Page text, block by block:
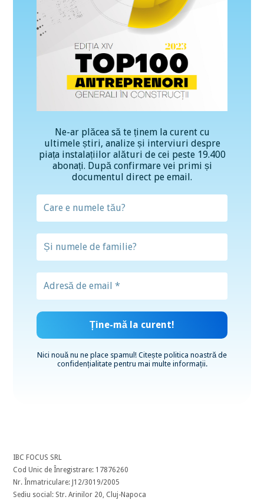
Ne-ar plăcea să te ținem la curent cu
ultimele știri, analize și interviuri despre
piața instalațiilor alături de cei peste 19.400
abonați. După confirmare vei primi și
documentul direct pe email.
Nici nouă nu ne place spamul! Citește politica noastră de
confidențialitatepentru mai multe informații.
IBC FOCUS SRL
Cod Unic de Înregistrare: 17876260
Nr. Înmatriculare: J12/3019/2005
Sediu social: Str. Arinilor 20, Cluj-Napoca